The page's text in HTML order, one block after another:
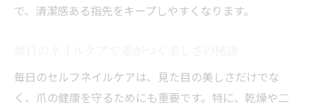
で、清潔感ある指先をキープしやすくなります。
毎日のセルフネイルケアは、見た目の美しさだけでな
く、爪の健康を守るためにも重要です。特に、乾燥や二